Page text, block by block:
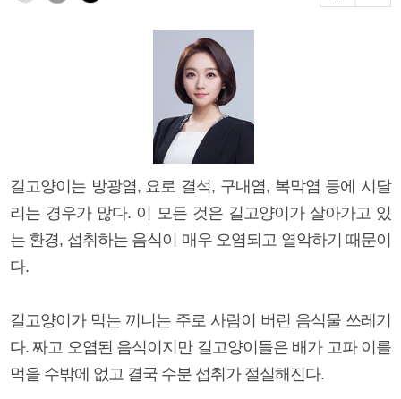
길고양이는 방광염, 요로 결석, 구내염, 복막염 등에 시달
리는 경우가 많다. 이 모든 것은 길고양이가 살아가고 있
는 환경, 섭취하는 음식이 매우 오염되고 열악하기 때문이
다.
길고양이가 먹는 끼니는 주로 사람이 버린 음식물 쓰레기
다. 짜고 오염된 음식이지만 길고양이들은 배가 고파 이를
먹을 수밖에 없고 결국 수분 섭취가 절실해진다.